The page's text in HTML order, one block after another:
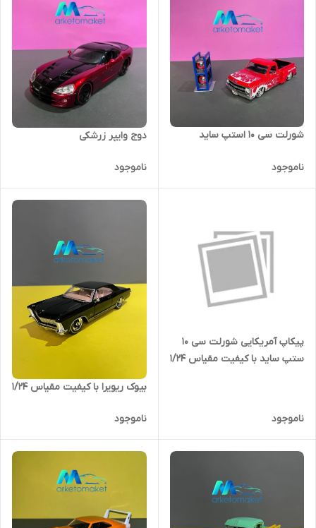
شورلت سی ۱۰ استپ ساید
ناموجود
دوج وایپر زرشکی
ناموجود
پیکاپ آمریکایی شورلت سی ۱۰
ستپ ساید با کیفیت مقیاس ۱/۲۴
ناموجود
بیوک ریویرا با کیفیت مقیاس ۱/۲۴
ناموجود